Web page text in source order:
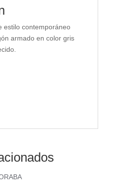
estilo contemporáneo
armado en color gris